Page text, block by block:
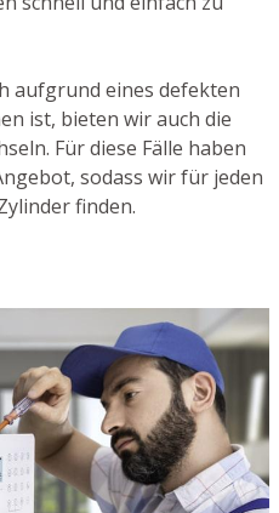
aufgrund eines defekten
ist, bieten wir auch die
Für diese Fälle haben
sodass wir für jeden
finden.